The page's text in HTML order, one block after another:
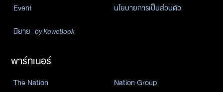
Event
นโยบายการเป็นส่วนตัว
นิยาย by KaweBook
พาร์ทเนอร์
The Nation
Nation Group